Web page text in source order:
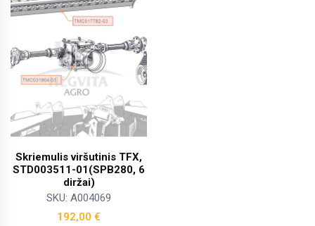
Skriemulis viršutinis TFX,
STD003511-01(SPB280, 6
diržai)
SKU: A004069
192,00 €